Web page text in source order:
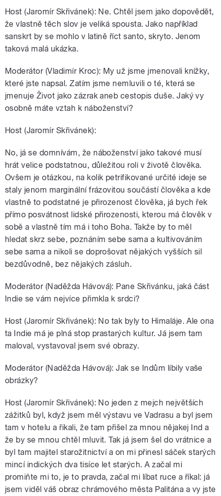
Host (Jaromír Skřivánek): Ne. Chtěl jsem jako dopovědět,
že vlastně těch slov je veliká spousta. Jako například
sanskrt by se mohlo v latině říct santo, skryto. Jenom
taková malá ukázka.
Moderátor (Vladimír Kroc): My už jsme jmenovali knížky,
které jste napsal. Zatím jsme nemluvili o té, která se
jmenuje Život jako zázrak aneb cestopis duše. Jaký vy
osobně máte vztah k náboženství?
Host (Jaromír Skřivánek):
No, já se domnívám, že náboženství jako takové musí
hrát velice podstatnou, důležitou roli v životě člověka.
Ovšem je otázkou, na kolik petrifikované určité ideje se
staly jenom marginální frázovitou součástí člověka a kde
vlastně to podstatné je přirozenost člověka, já bych řek
přímo posvátnost lidské přirozenosti, kterou má člověk v
sobě a vlastně tím má i toho Boha. Takže by to měl
hledat skrz sebe, poznáním sebe sama a kultivováním
sebe sama a nikoli se doprošovat nějakých vyšších sil
bezdůvodně, bez nějakých zásluh.
Moderátor (Naděžda Hávová): Pane Skřivánku, jaká část
Indie se vám nejvíce přimkla k srdci?
Host (Jaromír Skřivánek): No tak byly to Himaláje. Ale ona
ta Indie má je plná stop prastarých kultur. Já jsem tam
maloval, vystavoval jsem své obrazy.
Moderátor (Naděžda Hávová): Jak se Indům líbily vaše
obrázky?
Host (Jaromír Skřivánek): No jeden z mejch největších
zážitků byl, když jsem měl výstavu ve Vadrasu a byl jsem
tam v hotelu a řikali, že tam přišel za mnou nějakej Ind a
že by se mnou chtěl mluvit. Tak já jsem šel do vrátnice a
byl tam majitel starožitnictví a on mi přinesl sáček starých
mincí indických dva tisíce let starých. A začal mi
promiňte mi to, je to pravda, začal mi líbat ruce a říkal: já
jsem viděl váš obraz chrámového města Palitána a vy jste